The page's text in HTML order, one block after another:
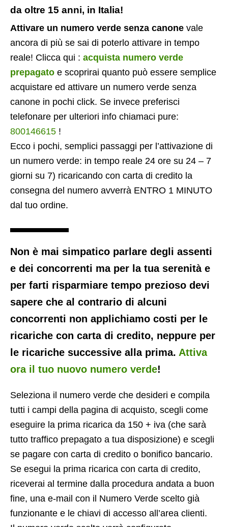
da oltre 15 anni, in Italia!
Attivare un numero verde senza canone vale
ancora di più se sai di poterlo attivare in tempo
reale! Clicca qui : acquista numero verde
prepagato e scoprirai quanto può essere semplice
acquistare ed attivare un numero verde senza
canone in pochi click. Se invece preferisci
telefonare per ulteriori info chiamaci pure:
800146615 !
Ecco i pochi, semplici passaggi per l’attivazione di
un numero verde: in tempo reale 24 ore su 24 – 7
giorni su 7) ricaricando con carta di credito la
consegna del numero avverrà ENTRO 1 MINUTO
dal tuo ordine.
Non è mai simpatico parlare degli assenti
e dei concorrenti ma per la tua serenità e
per farti risparmiare tempo prezioso devi
sapere che al contrario di alcuni
concorrenti non applichiamo costi per le
ricariche con carta di credito, neppure per
le ricariche successive alla prima. Attiva
ora il tuo nuovo numero verde!
Seleziona il numero verde che desideri e compila
tutti i campi della pagina di acquisto, scegli come
eseguire la prima ricarica da 150 + iva (che sarà
tutto traffico prepagato a tua disposizione) e scegli
se pagare con carta di credito o bonifico bancario.
Se esegui la prima ricarica con carta di credito,
riceverai al termine dalla procedura andata a buon
fine, una e-mail con il Numero Verde scelto già
funzionante e le chiavi di accesso all’area clienti.